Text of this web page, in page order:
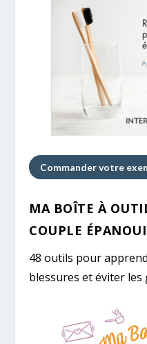
Commander votre
MA BOÎTE À
COUPLE ÉPANOUI
48 outils pour
blessures et éviter les